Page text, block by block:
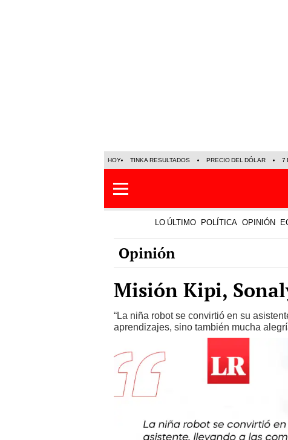
HOY TINKA RESULTADOS PRECIO DEL DÓLAR 7
LO ÚLTIMO POLÍTICA OPINIÓN
Opinión
Misión Kipi,
“La niña robot se convirtió en su
aprendizajes, sino también mucha